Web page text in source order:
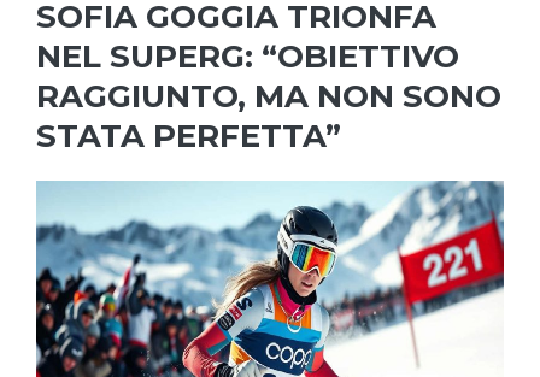
SOFIA GOGGIA TRIONFA
NEL SUPERG: “OBIETTIVO
RAGGIUNTO, MA NON SONO
STATA PERFETTA”